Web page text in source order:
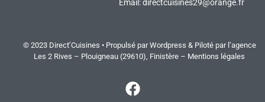
Email:directcuisines29@orange.fr
© 2023 Direct’Cuisines • Propulsé par Wordpress & Piloté par l’agence
Les 2 Rives – Plouigneau (29610), Finistère – Mentions légales